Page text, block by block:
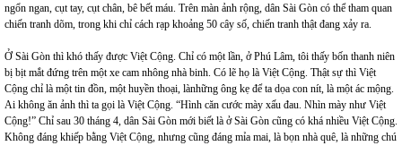
ngổn ngan, cụt tay, cụt chân, bê bết máu. Trên màn ảnh rộng, dân Sài Gòn có thể tham quan
chiến tranh dõm, trong khi chỉ cách rạp khoảng 50 cây số, chiến tranh thật đang xảy ra.
Ở Sài Gòn thì khó thấy được Việt Cộng. Chỉ có một lần, ở Phú Lâm, tôi thấy bốn thanh niên
bị bịt mắt đứng trên một xe cam nhông nhà binh. Có lẽ họ là Việt Cộng. Thật sự thì Việt
Cộng chỉ là một tin đồn, một huyền thoại, lànhững ông kẹ để ta dọa con nít, là một ác mộng.
Ai không ăn ảnh thì ta gọi là Việt Cộng. “Hình căn cước mày xấu đau. Nhìn mày như Việt
Cộng!” Chỉ sau 30 tháng 4, dân Sài Gòn mới biết là ở Sài Gòn cũng có khá nhiều Việt Cộng.
Không đáng khiếp bằng Việt Cộng, nhưng cũng đáng mỉa mai, là bọn nhà quê, là những chú